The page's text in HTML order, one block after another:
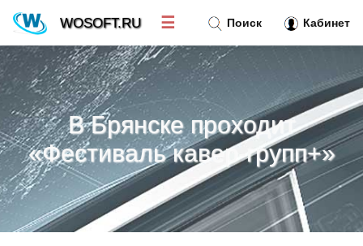
В Брянске проходит
«Фестиваль кавер-групп+»
Поиск Кабинет
WOSOFT.RU ☰
Новости»
Тренд новостей»
Рубрики»
Правила»